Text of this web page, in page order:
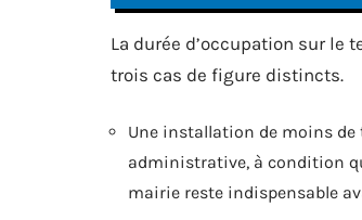
La durée d’occupation sur le
trois cas de figure distincts.
Une installation de moins
administrative, à condition
mairie reste indispensable